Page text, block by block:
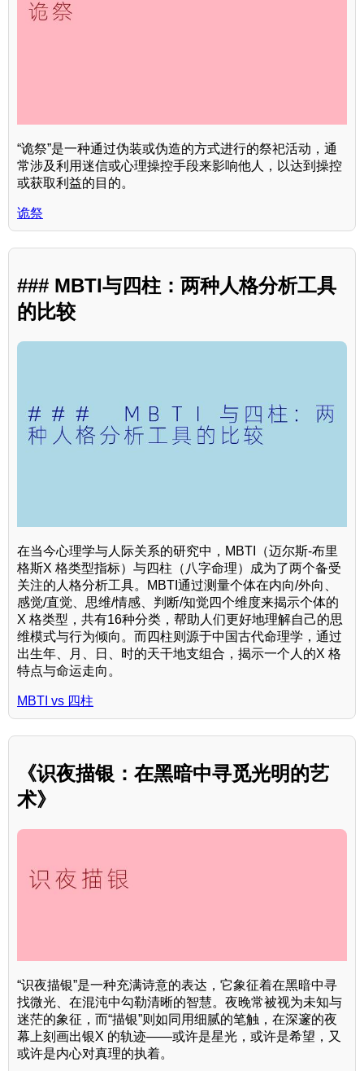
“诡祭”是一种通过伪装或伪造的方式进行的祭祀活动，通
常涉及利用迷信或心理操控手段来影响他人，以达到操控
或获取利益的目的。
诡祭
### MBTI与四柱：两种人格分析工具
的比较
在当今心理学与人际关系的研究中，MBTI（迈尔斯-布里
格斯X 格类型指标）与四柱（八字命理）成为了两个备受
关注的人格分析工具。MBTI通过测量个体在内向/外向、
感觉/直觉、思维/情感、判断/知觉四个维度来揭示个体的
X 格类型，共有16种分类，帮助人们更好地理解自己的思
维模式与行为倾向。而四柱则源于中国古代命理学，通过
出生年、月、日、时的天干地支组合，揭示一个人的X 格
特点与命运走向。
MBTI vs 四柱
《识夜描银：在黑暗中寻觅光明的艺
术》
“识夜描银”是一种充满诗意的表达，它象征着在黑暗中寻
找微光、在混沌中勾勒清晰的智慧。夜晚常被视为未知与
迷茫的象征，而“描银”则如同用细腻的笔触，在深邃的夜
幕上刻画出银X 的轨迹——或许是星光，或许是希望，又
或许是内心对真理的执着。